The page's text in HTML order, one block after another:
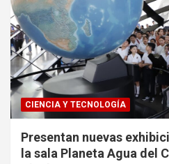
CIENCIA Y TECNOLOGÍA
Presentan nuevas
la sala Planeta Agua del